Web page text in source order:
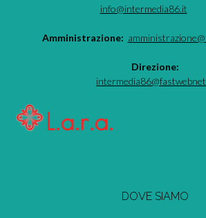
info@intermedia86.it
Amministrazione:
Direzione:
DOVE SIAMO